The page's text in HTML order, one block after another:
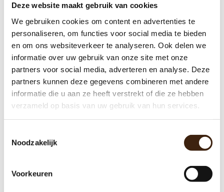
Deze website maakt gebruik van cookies
We gebruiken cookies om content en advertenties te
personaliseren, om functies voor social media te bieden
en om ons websiteverkeer te analyseren. Ook delen we
informatie over uw gebruik van onze site met onze
partners voor social media, adverteren en analyse. Deze
partners kunnen deze gegevens combineren met andere
informatie die u aan ze heeft verstrekt of die ze hebben
verzameld op basis van uw gebruik van hun services.
Noodzakelijk
Voorkeuren
Display WMF 2000 S
€110,00
Toevoegen aan winkelwagen